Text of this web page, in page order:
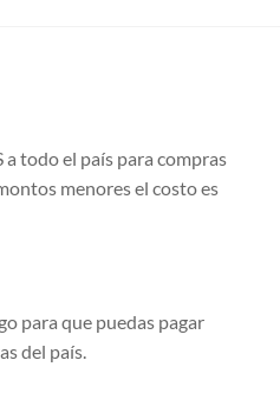
a todo el país para compras
menores el costo es
para que puedas pagar
del país.